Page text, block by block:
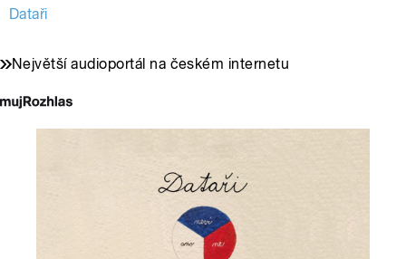
Dataři
Největší audioportál na českém internetu